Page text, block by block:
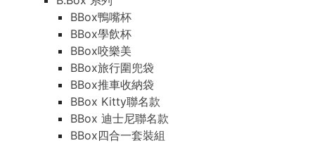
BBox鴨嘴杯
BBox學飲杯
BBox咬樂美
BBox旅行圍兜袋
BBox推車收納袋
BBox Kitty聯名款
BBox 迪士尼聯名款
BBox四合一套裝組